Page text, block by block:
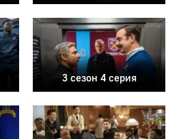
3 сезон 4 серия